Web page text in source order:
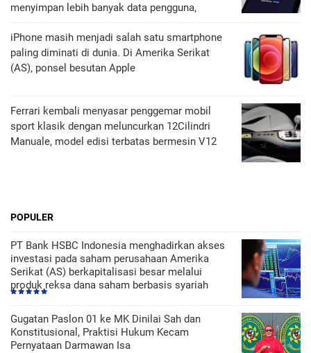
menyimpan lebih banyak data pengguna,
iPhone masih menjadi salah satu smartphone
paling diminati di dunia. Di Amerika Serikat
(AS), ponsel besutan Apple
Ferrari kembali menyasar penggemar mobil
sport klasik dengan meluncurkan 12Cilindri
Manuale, model edisi terbatas bermesin V12
POPULER
PT Bank HSBC Indonesia menghadirkan akses
investasi pada saham perusahaan Amerika
Serikat (AS) berkapitalisasi besar melalui
produk reksa dana saham berbasis syariah
Gugatan Paslon 01 ke MK Dinilai Sah dan
Konstitusional, Praktisi Hukum Kecam
Pernyataan Darmawan Isa